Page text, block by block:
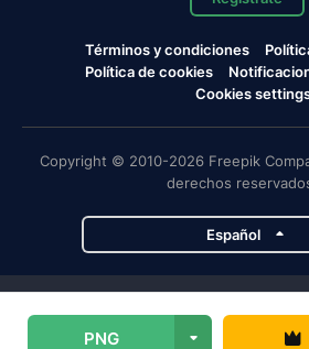
PNG
Términos y condiciones
Política de cookies
Cookies
Copyright © 2010-2026 Freepik
derechos
Español